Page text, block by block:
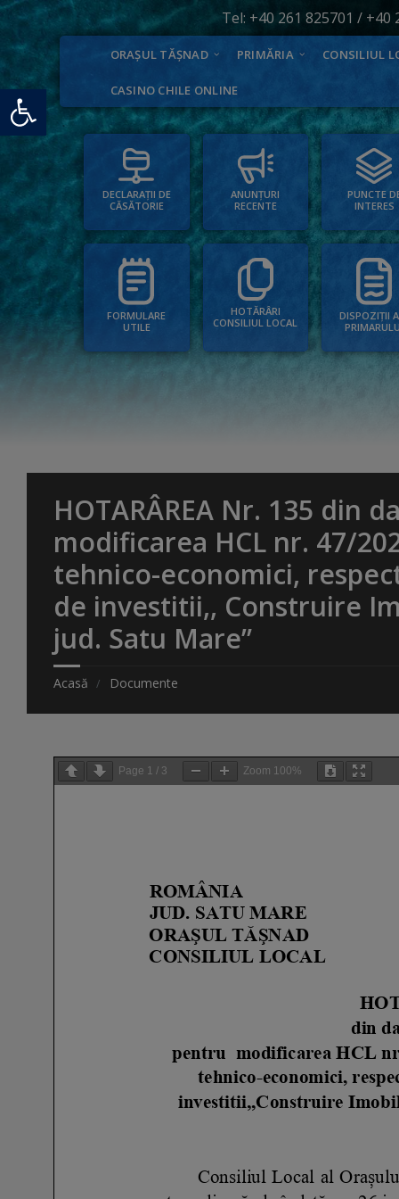
Deschide bara de unelte
Tel: +40 261 825701 / +40
ORAȘUL TĂȘNAD PRIMĂRIA CONSILIUL
CASINO CHILE ONLINE
DECLARAȚII DE
CĂSĂTORIE
ANUNȚURI
RECENTE
PUNCTE
INTERES
FORMULARE
UTILE
HOTĂRÂRI
CONSILIUL LOCAL
DISPOZIȚII
HOTARÂREA Nr. 135 din
modificarea HCL nr. 47/
tehnico-economici,
de investitii,, Construire
jud. Satu Mare”
Acasă Documente
Page 1 / 3 Zoom 100%